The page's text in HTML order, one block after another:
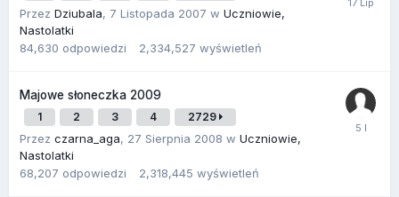
Przez Dziubala, 7 Listopada 2007 w Uczniowie,
Nastolatki
84,630 odpowiedzi 2,334,527 wyświetleń
Majowe słoneczka 2009
1 2 3 4 2729
Przez czarna_aga, 27 Sierpnia 2008 w Uczniowie,
Nastolatki
68,207 odpowiedzi 2,318,445 wyświetleń